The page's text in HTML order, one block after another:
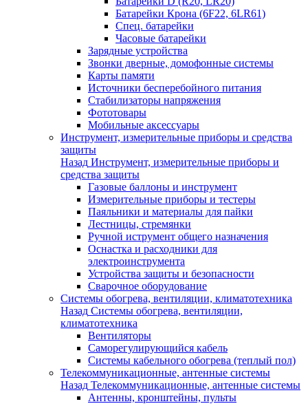
Батарейки Крона (6F22, 6LR61)
Спец. батарейки
Часовые батарейки
Зарядные устройства
Звонки дверные, домофонные системы
Карты памяти
Источники бесперебойного питания
Стабилизаторы напряжения
Фототовары
Мобильные аксессуары
Инструмент, измерительные приборы и средства
защиты
Назад Инструмент, измерительные приборы и
средства защиты
Газовые баллоны и инструмент
Измерительные приборы и тестеры
Паяльники и материалы для пайки
Лестницы, стремянки
Ручной иструмент общего назначения
Оснастка и расходники для
электроинструмента
Устройства защиты и безопасности
Сварочное оборудование
Системы обогрева, вентиляции, климатотехника
Назад Системы обогрева, вентиляции,
климатотехника
Вентиляторы
Саморегулирующийся кабель
Системы кабельного обогрева (теплый пол)
Телекоммуникационные, антенные системы
Назад Телекоммуникационные, антенные системы
Антенны, кронштейны, пульты